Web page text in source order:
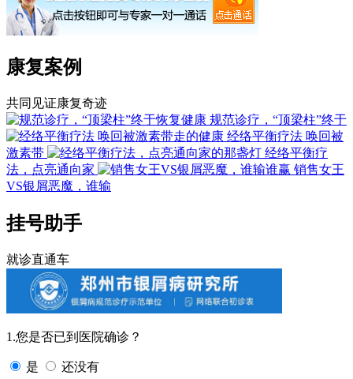
康复案例
共同见证康复奇迹
规范诊疗，“顶梁柱”终于
经络平衡疗法 唤回被
激素带
经络平衡疗
法，点亮通向家
销售女王
VS银屑恶魔，谁输
挂号助手
就诊直通车
1.您是否已到医院确诊？
是 还没有